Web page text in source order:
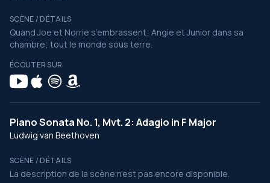
SCÈNE / DÉTAILS
Quand Joe et Norrie s’embrassent; Angie et Junior dans sa
chambre; tout le monde sous terre.
ÉCOUTER SUR
Piano Sonata No. 1, Mvt. 2: Adagio in F Major
Ludwig van Beethoven
SCÈNE / DÉTAILS
La description de la scène n’est pas encore disponible.